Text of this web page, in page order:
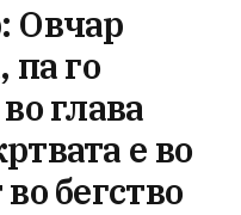
Овчар
па го
глава
е во
бегство